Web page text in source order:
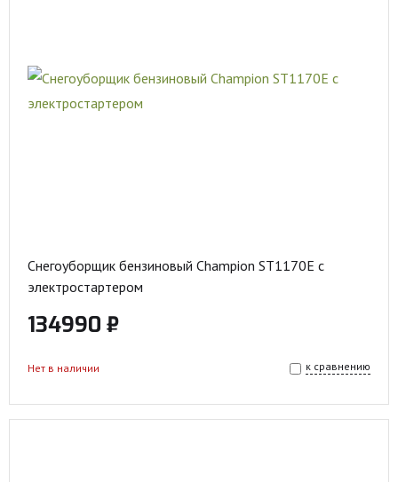
Снегоуборщик бензиновый Champion ST1170E с
электростартером
134990 ₽
к сравнению
Нет в наличии